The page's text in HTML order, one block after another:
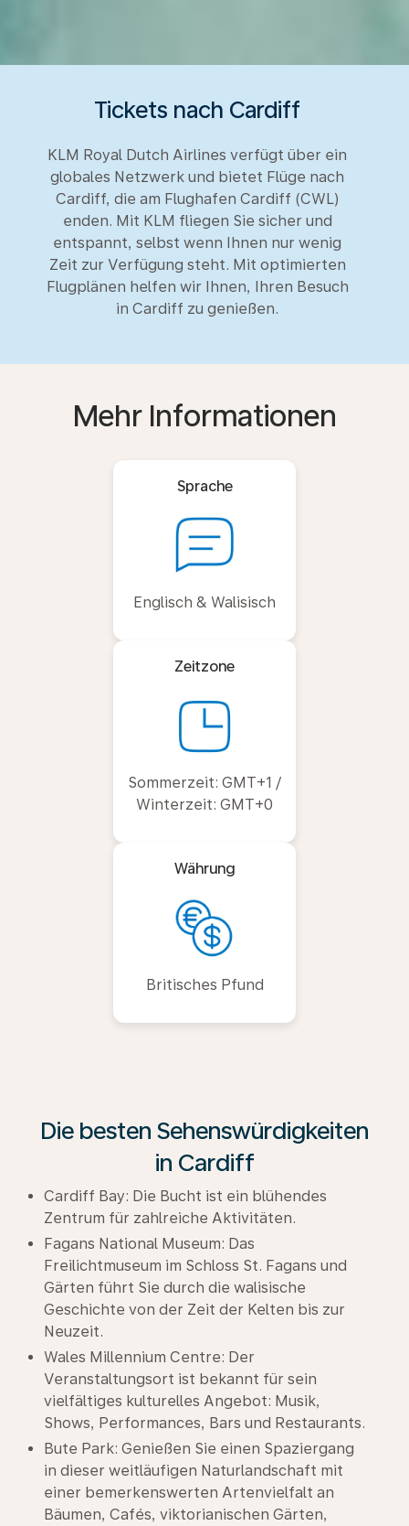
Tickets nach Cardiff
KLM Royal Dutch Airlines verfügt über ein
globales Netzwerk und bietet Flüge nach
Cardiff, die am Flughafen Cardiff (CWL)
enden. Mit KLM fliegen Sie sicher und
entspannt, selbst wenn Ihnen nur wenig
Zeit zur Verfügung steht. Mit optimierten
Flugplänen helfen wir Ihnen, Ihren Besuch
in Cardiff zu genießen.
Mehr Informationen
Sprache
Englisch & Walisisch
Zeitzone
Sommerzeit: GMT+1 /
Winterzeit: GMT+0
Währung
Britisches Pfund
Die besten Sehenswürdigkeiten
in Cardiff
Cardiff Bay: Die Bucht ist ein blühendes
Zentrum für zahlreiche Aktivitäten.
Fagans National Museum: Das
Freilichtmuseum im Schloss St. Fagans und
Gärten führt Sie durch die walisische
Geschichte von der Zeit der Kelten bis zur
Neuzeit.
Wales Millennium Centre: Der
Veranstaltungsort ist bekannt für sein
vielfältiges kulturelles Angebot: Musik,
Shows, Performances, Bars und Restaurants.
Bute Park: Genießen Sie einen Spaziergang
in dieser weitläufigen Naturlandschaft mit
einer bemerkenswerten Artenvielfalt an
Bäumen, Cafés, viktorianischen Gärten,